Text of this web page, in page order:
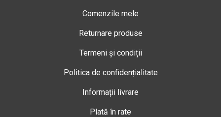
Comenzile mele
Returnare produse
Termeni și condiții
Politica de confidențialitate
Informații livrare
Plată în rate